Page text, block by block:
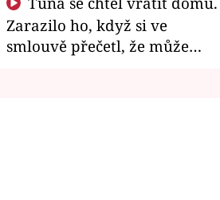
Zarazilo ho, když si ve
smlouvě přečetl, že může